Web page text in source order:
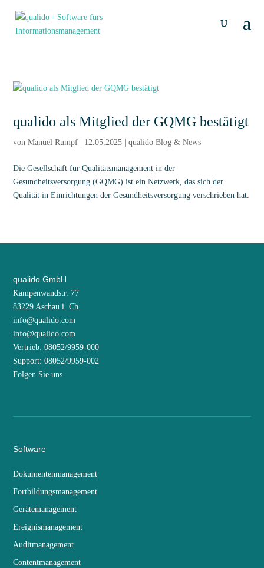
qualido als Mitglied der GQMG bestätigt
vonManuel Rumpf 12.05.2025 |qualido Blog & News
Die Gesellschaft für Qualitätsmanagement in der
Gesundheitsversorgung (GQMG) ist ein Netzwerk, das sich der
Qualität in Einrichtungen der Gesundheitsversorgung verschrieben hat.
qualido GmbH
Kampenwandstr. 77
83229 Aschau i. Ch.
info@qualido.com
info@qualido.com
Vertrieb: 08052/9959-000
Support: 08052/9959-002
Folgen Sie uns
Software
Dokumentenmanagement
Fortbildungsmanagement
Gerätemanagement
Ereignismanagement
Auditmanagement
Contentmanagement